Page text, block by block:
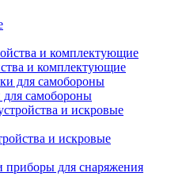
и комплектующие
для самобороны
и искровые